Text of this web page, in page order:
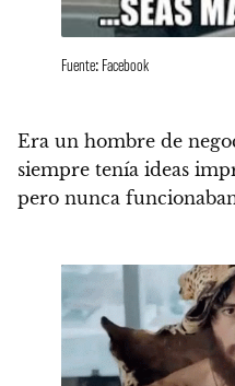
Fuente: Facebook
Era un hombre de
siempre tenía ideas
pero nunca